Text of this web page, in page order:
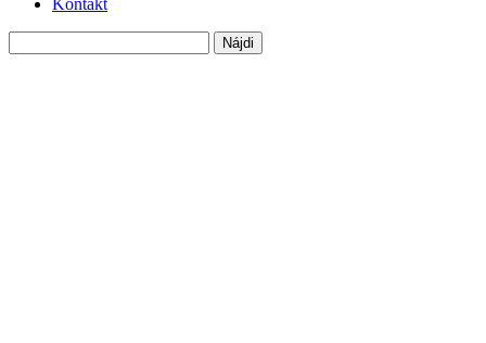
Kontakt